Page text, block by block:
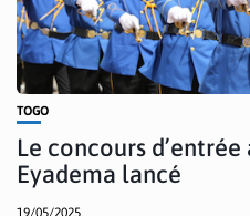
TOGO
Le concours
Eyadema lancé
19/05/2025